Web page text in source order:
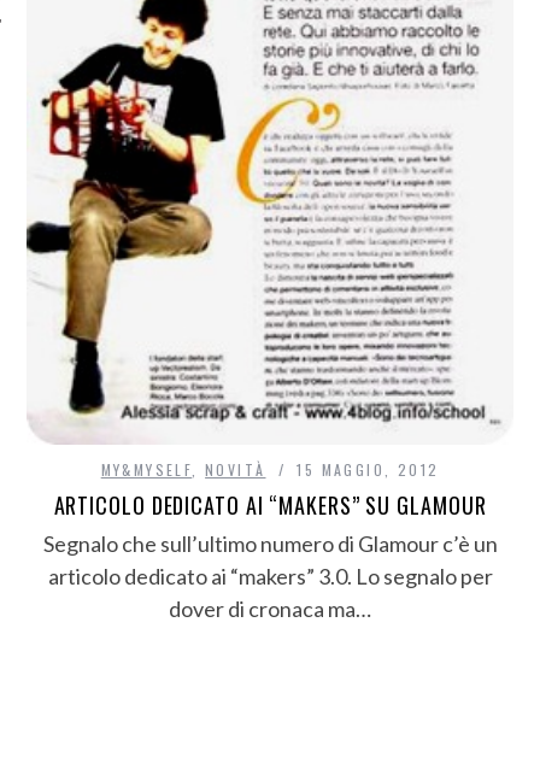
MY&MYSELF ,NOVITÀ 15 MAGGIO, 2012
ARTICOLO DEDICATO AI “MAKERS” SU GLAMOUR
Segnalo che sull’ultimo numero di Glamour c’è un
articolo dedicato ai “makers” 3.0. Lo segnalo per
dover di cronaca ma…